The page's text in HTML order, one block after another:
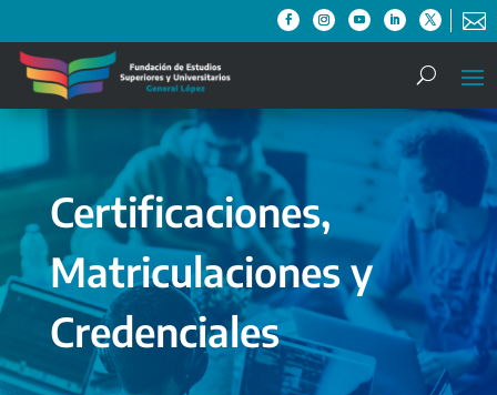

Certificaciones,
Matriculaciones y
Credenciales